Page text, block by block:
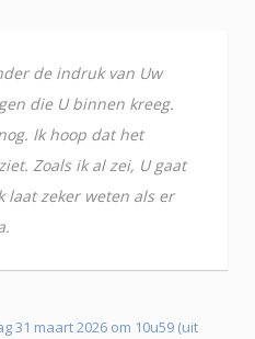
de indruk van Uw
die U binnen kreeg.
Ik hoop dat het
Zoals ik al zei, U gaat
laat zeker weten als er
31 maart 2026 om 10u59 (uit